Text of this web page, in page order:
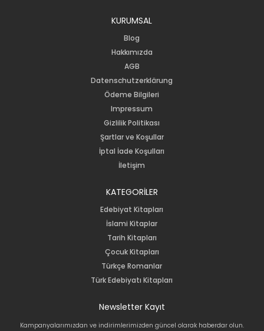
KURUMSAL
Blog
Hakkımızda
AGB
Datenschutzerklärung
Ödeme Bilgileri
Impressum
Gizlilik Politikası
Şartlar ve Koşullar
İptal İade Koşulları
İletişim
KATEGORİLER
Edebiyat Kitapları
İslami Kitaplar
Tarih Kitapları
Çocuk Kitapları
Türkçe Romanlar
Türk Edebiyatı Kitapları
Newsletter Kayıt
Kampanyalarımızdan ve indirimlerimizden güncel olarak haberdar olun.